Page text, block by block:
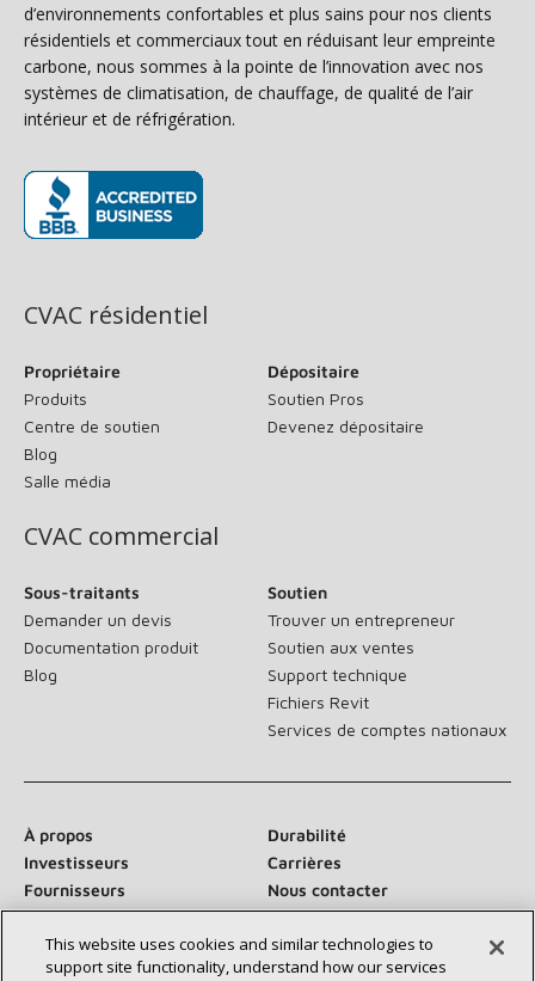
d’environnements confortables et plus sains pour nos clients
résidentiels et commerciaux tout en réduisant leur empreinte
carbone, nous sommes à la pointe de l’innovation avec nos
systèmes de climatisation, de chauffage, de qualité de l’air
intérieur et de réfrigération.
CVAC résidentiel
Propriétaire
Produits
Centre de soutien
Blog
Salle média
Dépositaire
Soutien Pros
Devenez dépositaire
CVAC commercial
Sous-traitants
Demander un devis
Documentation produit
Blog
Soutien
Trouver un entrepreneur
Soutien aux ventes
Support technique
Fichiers Revit
Services de comptes nationaux
À propos
Durabilité
Investisseurs
Carrières
Fournisseurs
Nous contacter
Salle de presse
This website uses cookies and similar technologies to
support site functionality, understand how our services